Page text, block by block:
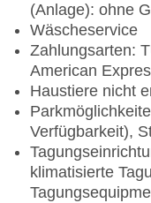
(Anlage): ohne
Wäscheservice
Zahlungsarten:
American
Haustiere nicht
Verfügbarkeit),
klimatisierte